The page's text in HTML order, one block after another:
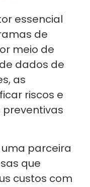
essencial
de
meio de
dados de
as
riscos e
uma parceira
que
custos com